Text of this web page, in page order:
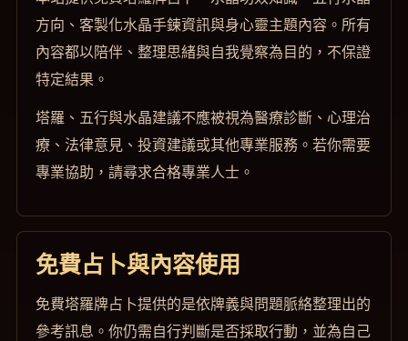
方向、客製化水晶手鍊資訊與身心靈主題內容。所有
內容都以陪伴、整理思緒與自我覺察為目的，不保證
特定結果。
塔羅、五行與水晶建議不應被視為醫療診斷、心理治
療、法律意見、投資建議或其他專業服務。若你需要
專業協助，請尋求合格專業人士。
免費占卜與內容使用
免費塔羅牌占卜提供的是依牌義與問題脈絡整理出的
參考訊息。你仍需自行判斷是否採取行動，並為自己